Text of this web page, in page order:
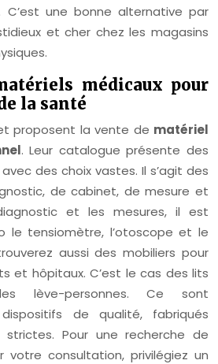
C’est une bonne alternative par
et cher chez les magasins
médicaux pour
la santé
proposent la vente de matériel
. Leur catalogue présente des
des choix vastes. Il s’agit des
de cabinet, de mesure et
et les mesures, il est
le tensiomètre, l’otoscope et le
aussi des mobiliers pour
et hôpitaux. C’est le cas des lits
lève-personnes. Ce sont
de qualité, fabriqués
Pour une recherche de
votre consultation, privilégiez un